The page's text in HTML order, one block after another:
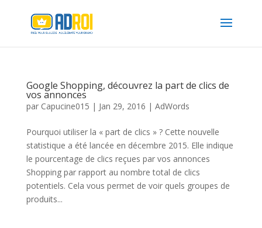
Google Shopping, découvrez la part de clics de
vos annonces
par Capucine015 | Jan 29, 2016 | AdWords
Pourquoi utiliser la « part de clics » ? Cette nouvelle
statistique a été lancée en décembre 2015. Elle indique
le pourcentage de clics reçues par vos annonces
Shopping par rapport au nombre total de clics
potentiels. Cela vous permet de voir quels groupes de
produits...